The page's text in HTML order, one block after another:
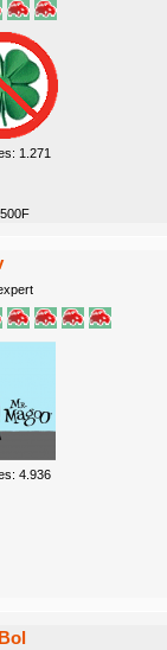
1.271
4.936